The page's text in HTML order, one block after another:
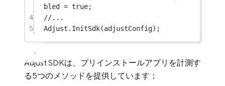
bled = true;
4
//...
5
Adjust. InitSdk(adjustConfig);
Adjust SDKは、プリインストールアプリを計測す
る5つのメソッドを提供しています：